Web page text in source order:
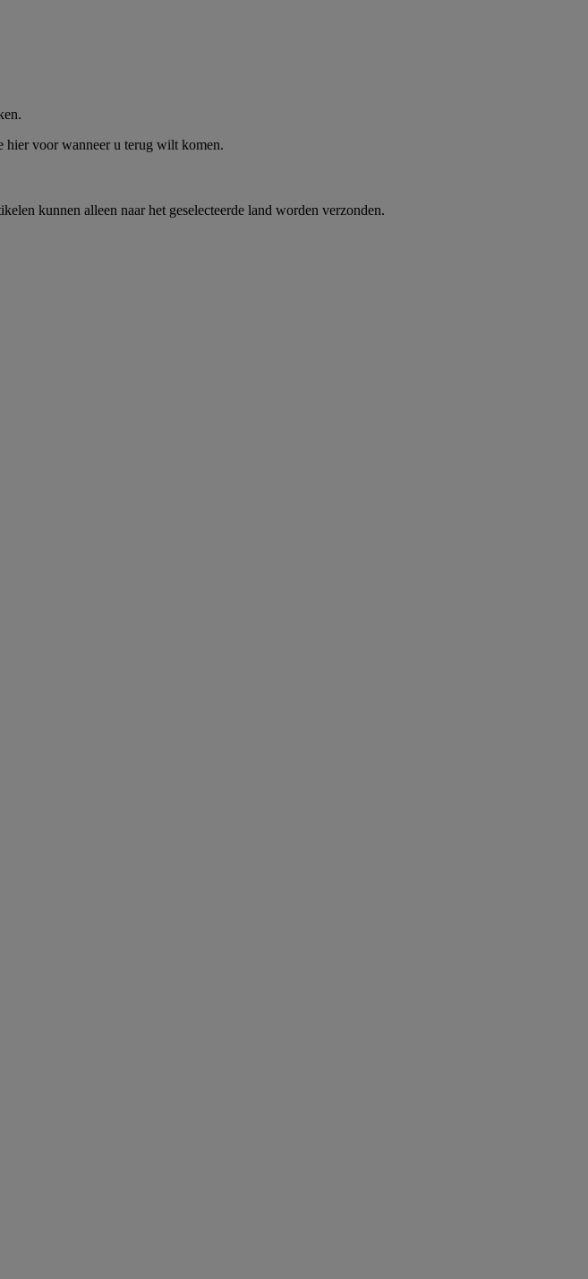
hier voor wanneer u terug wilt komen.
kunnen alleen naar het geselecteerde land worden verzonden.